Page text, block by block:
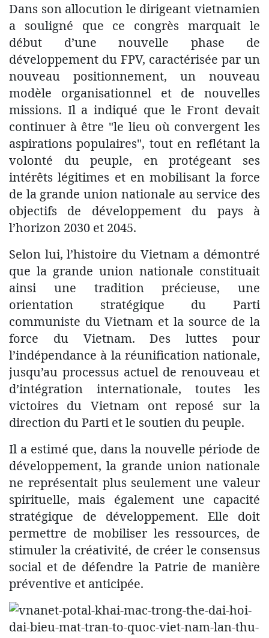
Dans son allocution le dirigeant vietnamien
a souligné que ce congrès marquait le
début d’une nouvelle phase de
développement du FPV, caractérisée par un
nouveau positionnement, un nouveau
modèle organisationnel et de nouvelles
missions. Il a indiqué que le Front devait
continuer à être "le lieu où convergent les
aspirations populaires", tout en reflétant la
volonté du peuple, en protégeant ses
intérêts légitimes et en mobilisant la force
de la grande union nationale au service des
objectifs de développement du pays à
l’horizon 2030 et 2045.
Selon lui, l’histoire du Vietnam a démontré
que la grande union nationale constituait
ainsi une tradition précieuse, une
orientation stratégique du Parti
communiste du Vietnam et la source de la
force du Vietnam. Des luttes pour
l’indépendance à la réunification nationale,
jusqu’au processus actuel de renouveau et
d’intégration internationale, toutes les
victoires du Vietnam ont reposé sur la
direction du Parti et le soutien du peuple.
Il a estimé que, dans la nouvelle période de
développement, la grande union nationale
ne représentait plus seulement une valeur
spirituelle, mais également une capacité
stratégique de développement. Elle doit
permettre de mobiliser les ressources, de
stimuler la créativité, de créer le consensus
social et de défendre la Patrie de manière
préventive et anticipée.